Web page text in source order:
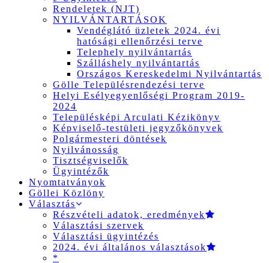
Rendeletek (NJT)
NYILVÁNTARTÁSOK
Vendéglátó üzletek 2024. évi
hatósági ellenőrzési terve
Telephely nyilvántartás
Szálláshely nyilvántartás
Országos Kereskedelmi Nyilvántartás
Gölle Településrendezési terve
Helyi Esélyegyenlőségi Program 2019-
2024
Településképi Arculati Kézikönyv
Képviselő-testületi jegyzőkönyvek
Polgármesteri döntések
Nyilvánosság
Tisztségviselők
Ügyintézők
Nyomtatványok
Göllei Közlöny
Választás
Részvételi adatok, eredmények
Választási szervek
Választási ügyintézés
2024. évi általános választások
*